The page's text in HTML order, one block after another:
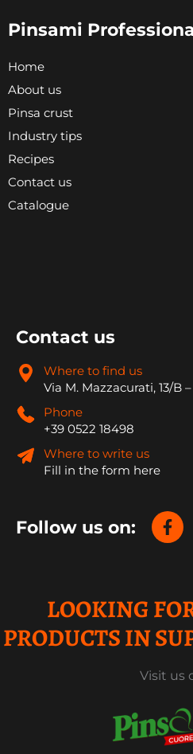
Pinsami
Home
About us
Pinsa crust
Industry tips
Recipes
Contact us
Catalogue
Contact us
Where to find us
Via M. Mazzacurati, 13/B
Phone
+39 0522 18498
Where to write us
Fill in the form here
Follow us on:
LOOKING
PRODUCTS IN
Visit us